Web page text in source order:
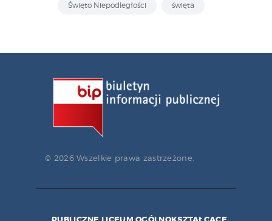
Święto Niepodległości święta
© 2026 Wszelkie prawa zastrzeżone.